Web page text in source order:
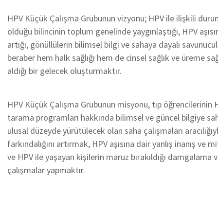
HPV Küçük Çalışma Grubunun vizyonu; HPV ile ilişkili
olduğu bilincinin toplum genelinde yaygınlaştığı, HPV
artığı, gönüllülerin bilimsel bilgi ve sahaya dayalı
beraber hem halk sağlığı hem de cinsel sağlık ve üreme
aldığı bir gelecek oluşturmaktır.
HPV Küçük Çalışma Grubunun misyonu, tıp öğrencilerinin
tarama programları hakkında bilimsel ve güncel bilgiye
ulusal düzeyde yürütülecek olan saha çalışmaları
farkındalığını artırmak, HPV aşısına dair yanlış inanış
ve HPV ile yaşayan kişilerin maruz bırakıldığı damgalama
çalışmalar yapmaktır.